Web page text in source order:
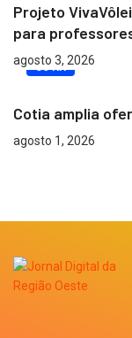
Projeto
para
agosto 3, 2026
COTIA
Cotia amplia
agosto 1, 2026